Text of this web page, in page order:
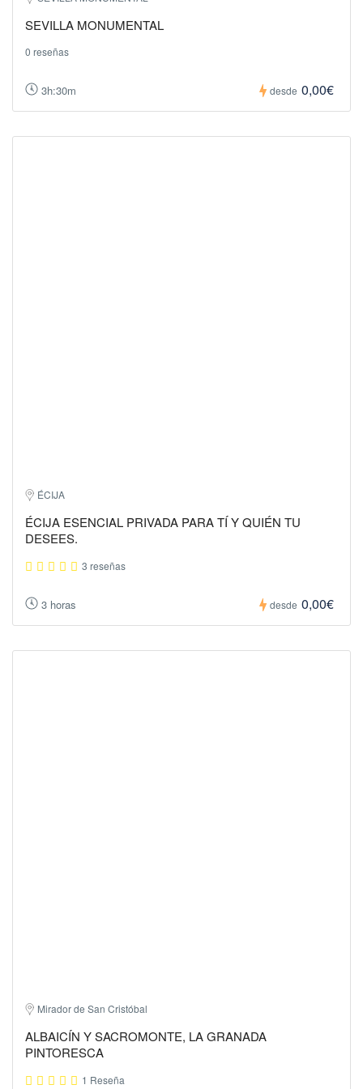
SEVILLA MONUMENTAL
0 reseñas
3h:30m desde 0,00€
ÉCIJA
ÉCIJA ESENCIAL PRIVADA PARA TÍ Y QUIÉN TU
DESEES.
3 reseñas
3 horas desde 0,00€
Mirador de San Cristóbal
ALBAICÍN Y SACROMONTE, LA GRANADA
PINTORESCA
1 Reseña